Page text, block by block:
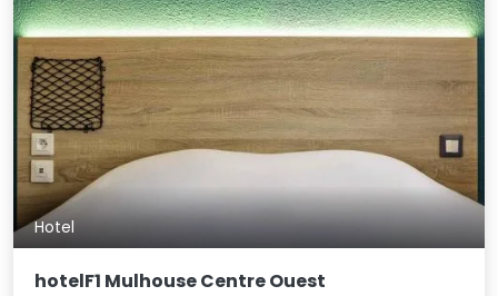
Hotel
hotelF1 Mulhouse Centre Ouest